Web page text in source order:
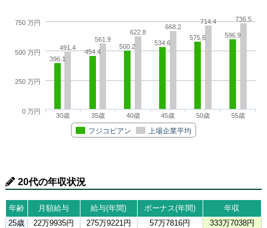
396.1
454.4
500.2 534.6
575.6
596.9
491.4
561.9
622.8
668.2
714.4 736.5
フジコピアン 上場企業平均
30歳 35歳 40歳 45歳 50歳 55歳
0 万円
250 万円
500 万円
750 万円
20代の年収状況
年齢 月額給与 給与(年間) ボーナス(年間)
年収
25歳
22万9935円 275万9221円 57万7816円
333万7038円